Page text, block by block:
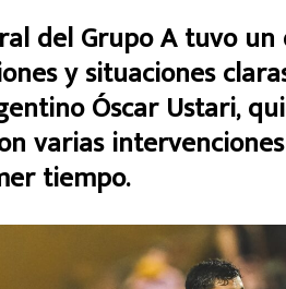
del Grupo A tuvo
y situaciones
Óscar Ustari,
varias
tiempo.